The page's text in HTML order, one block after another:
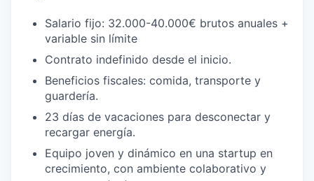
Salario fijo: 32.000-40.000€ brutos anuales +
variable sin límite
Contrato indefinido desde el inicio.
Beneficios fiscales: comida, transporte y
guardería.
23 días de vacaciones para desconectar y
recargar energía.
Equipo joven y dinámico en una startup en
crecimiento, con ambiente colaborativo y